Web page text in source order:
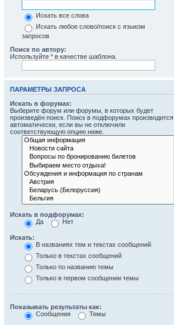
Искать все слова
Искать любое слово/поиск с языком
запросов
Поиск по автору:
Используйте * в качестве шаблона.
ПАРАМЕТРЫ ЗАПРОСА
Искать в форумах:
Выберите форум или форумы, в которых будет
произведён поиск. Поиск в подфорумах производится
автоматически, если вы не отключили
соответствующую опцию ниже.
Искать в подфорумах:
Да
Нет
Искать:
В названиях тем и текстах сообщений
Только в текстах сообщений
Только по названию темы
Только в первом сообщении темы
Показывать результаты как:
Сообщения
Темы